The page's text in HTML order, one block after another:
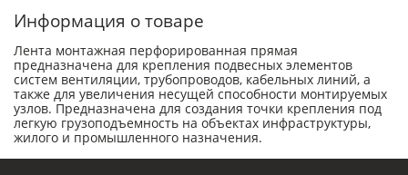
Информация о товаре
Лента монтажная перфорированная прямая
предназначена для крепления подвесных элементов
систем вентиляции, трубопроводов, кабельных линий, а
также для увеличения несущей способности монтируемых
узлов. Предназначена для создания точки крепления под
легкую грузоподъемность на объектах инфраструктуры,
жилого и промышленного назначения.